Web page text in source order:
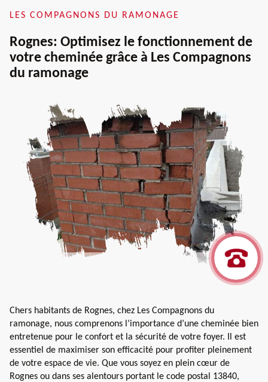
LES COMPAGNONS DU RAMONAGE
Rognes: Optimisez le fonctionnement de
votre cheminée grâce à Les Compagnons
du ramonage
Chers habitants de Rognes, chez Les Compagnons du
ramonage, nous comprenons l’importance d’une cheminée bien
entretenue pour le confort et la sécurité de votre foyer. Il est
essentiel de maximiser son efficacité pour profiter pleinement
de votre espace de vie. Que vous soyez en plein cœur de
Rognes ou dans ses alentours portant le code postal 13840,